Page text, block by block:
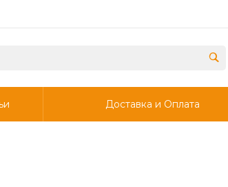
Доставка и Оплата